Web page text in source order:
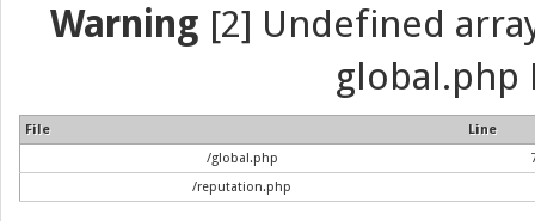
Warning [2] Undefined
global.php
File
Line
/global.php
/reputation.php